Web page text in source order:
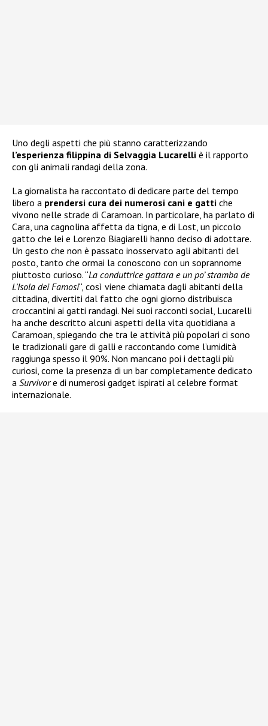
Uno degli aspetti che più stanno caratterizzando
l’esperienza filippina di Selvaggia Lucarelli è il rapporto
con gli animali randagi della zona.
La giornalista ha raccontato di dedicare parte del tempo
libero a prendersi cura dei numerosi cani e gatti che
vivono nelle strade di Caramoan. In particolare, ha parlato di
Cara, una cagnolina affetta da tigna, e di Lost, un piccolo
gatto che lei e Lorenzo Biagiarelli hanno deciso di adottare.
Un gesto che non è passato inosservato agli abitanti del
posto, tanto che ormai la conoscono con un soprannome
piuttosto curioso. “La conduttrice gattara e un po’ stramba de
L’Isola dei Famosi“, così viene chiamata dagli abitanti della
cittadina, divertiti dal fatto che ogni giorno distribuisca
croccantini ai gatti randagi. Nei suoi racconti social, Lucarelli
ha anche descritto alcuni aspetti della vita quotidiana a
Caramoan, spiegando che tra le attività più popolari ci sono
le tradizionali gare di galli e raccontando come l’umidità
raggiunga spesso il 90%. Non mancano poi i dettagli più
curiosi, come la presenza di un bar completamente dedicato
a Survivore di numerosi gadget ispirati al celebre format
internazionale.